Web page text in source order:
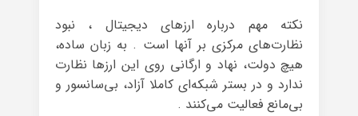
نکته مهم درباره ارزهای دیجیتال ، نبود
نظارت‌های مرکزی بر آنها است . به زبان ساده،
هیچ دولت، نهاد و ارگانی روی این ارزها نظارت
ندارد و در بستر شبکه‌ای کاملا آزاد، بی‌سانسور و
بی‌مانع فعالیت می‌کنند .